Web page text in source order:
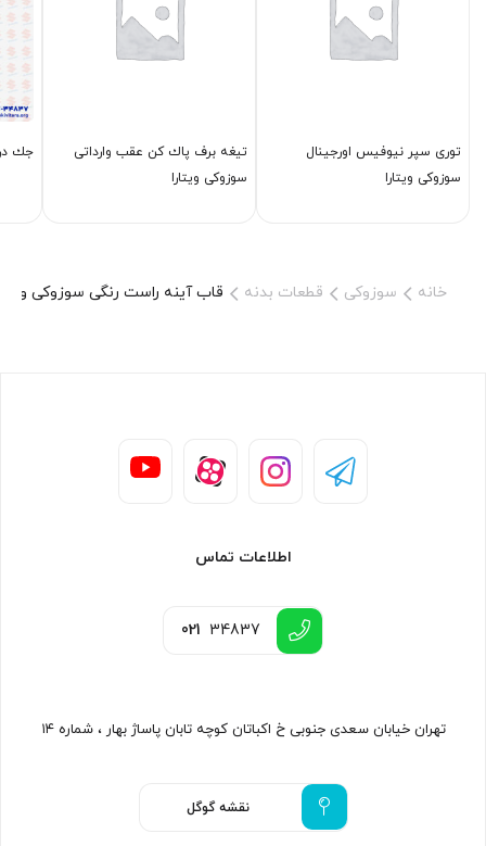
توری سپر نیوفیس اورجینال
سوزوکی ویتارا
تیغه برف پاك كن عقب وارداتی
سوزوکی ویتارا
جك
خانه سوزوکی قطعات بدنه قاب آینه راست رنگی سوزوکی
اطلاعات تماس
021 34837
تهران خیابان سعدی جنوبی خ اکباتان کوچه تابان پاساژ بهار ، شماره ۱۴
نقشه گوگل